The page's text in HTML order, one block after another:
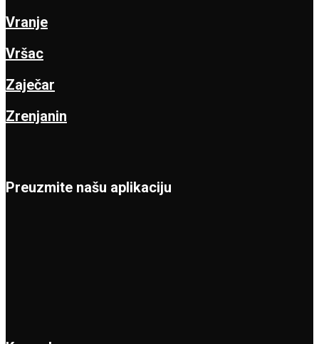
Vranje
Vršac
Zaječar
Zrenjanin
Preuzmite našu aplikaciju